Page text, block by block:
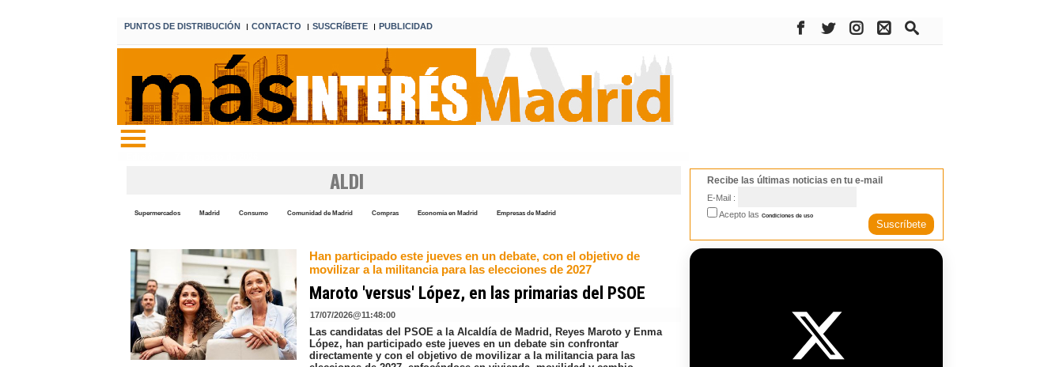
PUNTOS DE DISTRIBUCIÓN I CONTACTO I SUSCRíBETE I PUBLICIDAD
ALDI
Supermercados Madrid Consumo Comunidad de Madrid Compras Economía en Madrid Empresas de Madrid
Han participado este jueves en un debate, con el objetivo de
movilizar a la militancia para las elecciones de 2027
Maroto 'versus' López, en las primarias del PSOE
17/07/2026@11:48:00
Las candidatas del PSOE a la Alcaldía de Madrid, Reyes Maroto y Enma
López, han participado este jueves en un debate sin confrontar
directamente y con el objetivo de movilizar a la militancia para las
Recibe las últimas noticias en tu e-mail
E-Mail :
Acepto las Condiciones de uso